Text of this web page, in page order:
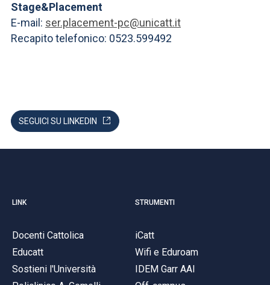
Stage&Placement
E-mail: ser.placement-pc@unicatt.it
Recapito telefonico: 0523.599492
SEGUICI SU LINKEDIN
LINK
Docenti Cattolica
Educatt
Sostieni l'Università
STRUMENTI
iCatt
Wifi e Eduroam
IDEM Garr AAI